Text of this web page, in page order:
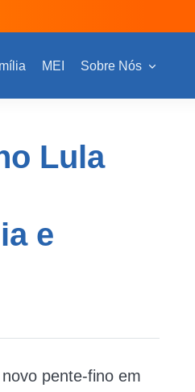
MEI Sobre Nós
Lula
e
pente-fino em